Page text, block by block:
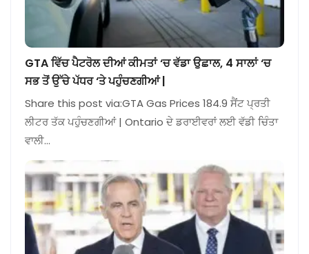
GTA ਵਿੱਚ ਪੈਟਰੋਲ ਦੀਆਂ ਕੀਮਤਾਂ ‘ਚ ਵੱਡਾ ਉਛਾਲ, 4 ਸਾਲਾਂ ‘ਚ
ਸਭ ਤੋਂ ਉੱਚੇ ਪੱਧਰ ‘ਤੇ ਪਹੁੰਚਣਗੀਆਂ |
Share this post via:GTA Gas Prices 184.9 ਸੈਂਟ ਪ੍ਰਤੀ
ਲੀਟਰ ਤੱਕ ਪਹੁੰਚਣਗੀਆਂ | Ontario ਦੇ ਡਰਾਈਵਰਾਂ ਲਈ ਵੱਡੀ ਚਿੰਤਾ
ਵਾਲੀ…